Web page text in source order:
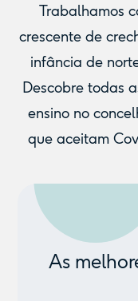
Trabalhamos
crescente de
infância de
Descobre todas
ensino no
que aceitam
As